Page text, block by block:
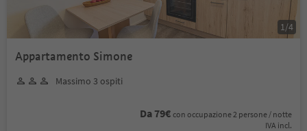
Appartamento Simone
Massimo 3 ospiti
Da 79€ con occupazione 2 persone / notte
IVA incl.
1 /4